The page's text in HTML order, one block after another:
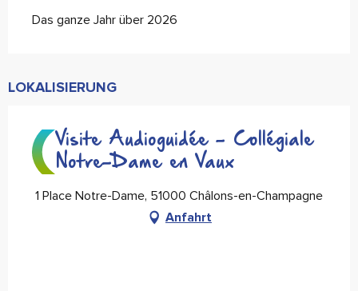
Das ganze Jahr über 2026
LOKALISIERUNG
Visite Audioguidée - Collégiale
Notre-Dame en Vaux
1 Place Notre-Dame, 51000 Châlons-en-Champagne
Anfahrt